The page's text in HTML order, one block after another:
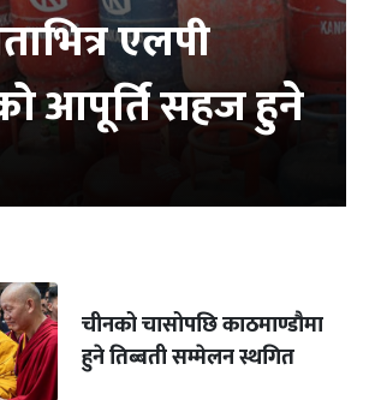
एलपी
आपूर्ति सहज हुने
चीनको चासोपछि काठमाण्डौमा
हुने तिब्बती सम्मेलन स्थगित